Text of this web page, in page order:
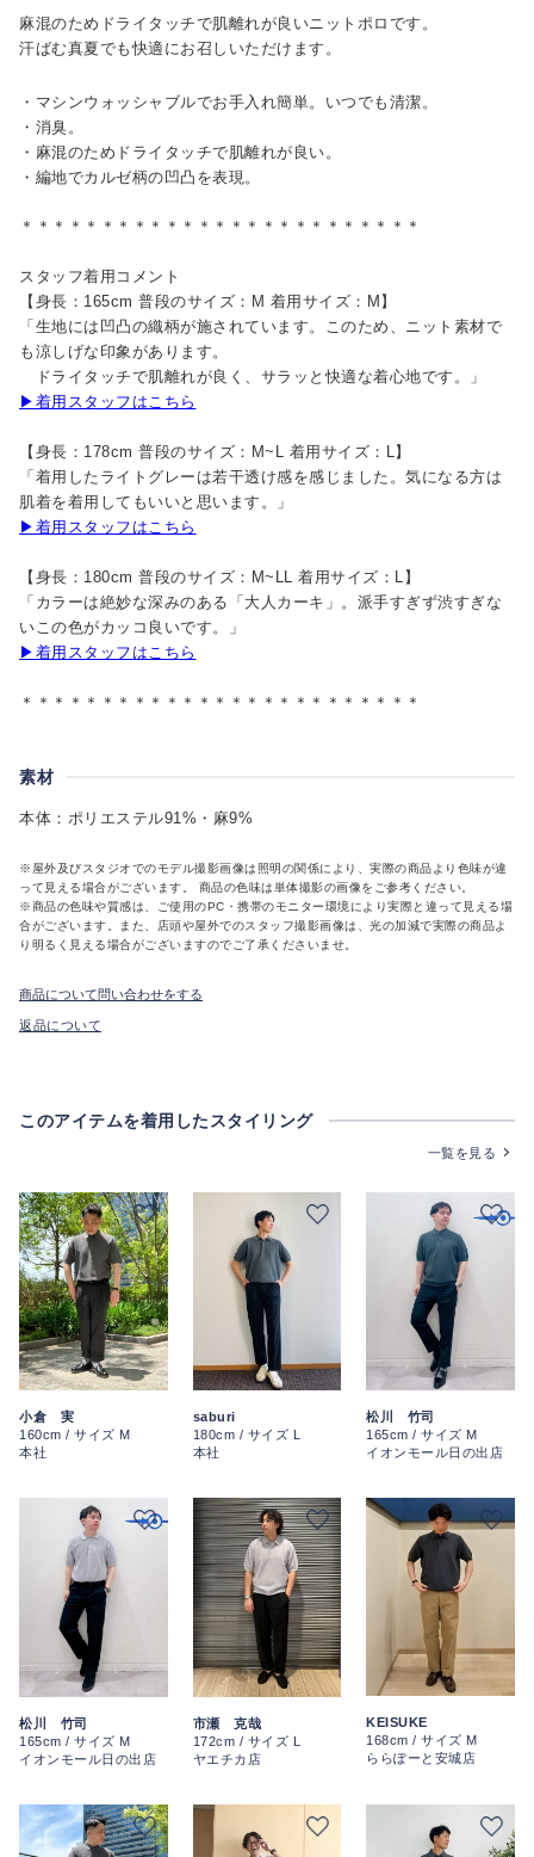
麻混のためドライタッチで肌離れが良いニットポロです。
汗ばむ真夏でも快適にお召しいただけます。
・マシンウォッシャブルでお手入れ簡単。いつでも清潔。
・消臭。
・麻混のためドライタッチで肌離れが良い。
・編地でカルゼ柄の凹凸を表現。
＊＊＊＊＊＊＊＊＊＊＊＊＊＊＊＊＊＊＊＊＊＊＊＊＊
スタッフ着用コメント
【身長：165cm 普段のサイズ：M 着用サイズ：M】
「生地には凹凸の織柄が施されています。このため、ニット素材で
も涼しげな印象があります。
ドライタッチで肌離れが良く、サラッと快適な着心地です。」
▶着用スタッフはこちら
【身長：178cm 普段のサイズ：M~L 着用サイズ：L】
「着用したライトグレーは若干透け感を感じました。気になる方は
肌着を着用してもいいと思います。」
▶着用スタッフはこちら
【身長：180cm 普段のサイズ：M~LL 着用サイズ：L】
「カラーは絶妙な深みのある「大人カーキ」。派手すぎず渋すぎな
いこの色がカッコ良いです。」
▶着用スタッフはこちら
＊＊＊＊＊＊＊＊＊＊＊＊＊＊＊＊＊＊＊＊＊＊＊＊＊
素材
本体：ポリエステル91%・麻9%
※屋外及びスタジオでのモデル撮影画像は照明の関係により、実際の商品より色味が違
って見える場合がございます。 商品の色味は単体撮影の画像をご参考ください。
※商品の色味や質感は、ご使用のPC・携帯のモニター環境により実際と違って見える場
合がございます。また、店頭や屋外でのスタッフ撮影画像は、光の加減で実際の商品よ
り明るく見える場合がございますのでご了承くださいませ。
商品について問い合わせをする
返品について
このアイテムを着用したスタイリング
一覧を見る
小倉 実
160cm / サイズ M
本社
saburi
180cm / サイズ L
本社
松川 竹司
165cm / サイズ M
イオンモール日の出店
松川 竹司
165cm / サイズ M
イオンモール日の出店
市瀬 克哉
172cm / サイズ L
ヤエチカ店
KEISUKE
168cm / サイズ M
ららぽーと安城店